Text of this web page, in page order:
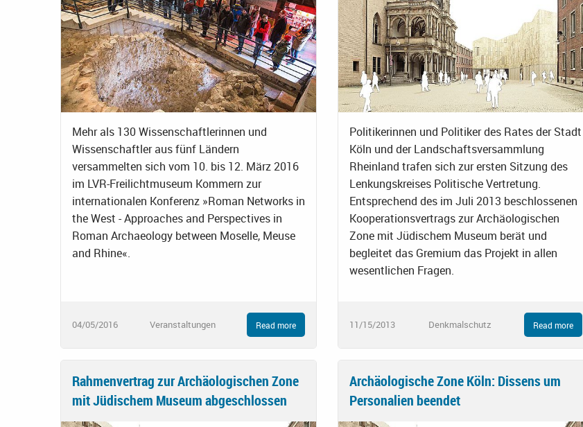
Mehr als 130 Wissenschaftlerinnen und
Wissenschaftler aus fünf Ländern
versammelten sich vom 10. bis 12. März 2016
im LVR-Freilichtmuseum Kommern zur
internationalen Konferenz »Roman Networks in
the West - Approaches and Perspectives in
Roman Archaeology between Moselle, Meuse
and Rhine«.
04/05/2016 Veranstaltungen Read more
Politikerinnen und Politiker des Rates der Stadt
Köln und der Landschaftsversammlung
Rheinland trafen sich zur ersten Sitzung des
Lenkungskreises Politische Vertretung.
Entsprechend des im Juli 2013 beschlossenen
Kooperationsvertrags zur Archäologischen
Zone mit Jüdischem Museum berät und
begleitet das Gremium das Projekt in allen
wesentlichen Fragen.
11/15/2013 Denkmalschutz Read more
Rahmenvertrag zur Archäologischen Zone
mit Jüdischem Museum abgeschlossen
Archäologische Zone Köln: Dissens um
Personalien beendet